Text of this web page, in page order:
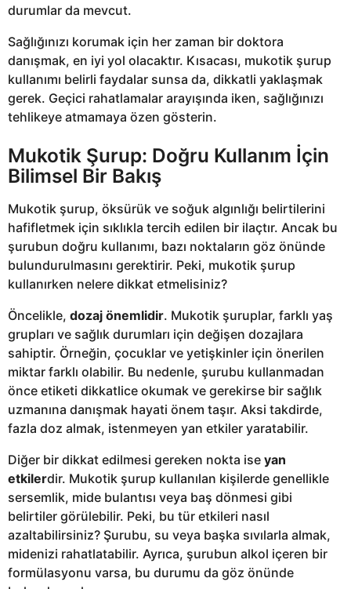
durumlar da mevcut.
Sağlığınızı korumak için her zaman bir doktora
danışmak, en iyi yol olacaktır. Kısacası, mukotik şurup
kullanımı belirli faydalar sunsa da, dikkatli yaklaşmak
gerek. Geçici rahatlamalar arayışında iken, sağlığınızı
tehlikeye atmamaya özen gösterin.
Mukotik Şurup: Doğru Kullanım İçin
Bilimsel Bir Bakış
Mukotik şurup, öksürük ve soğuk algınlığı belirtilerini
hafifletmek için sıklıkla tercih edilen bir ilaçtır. Ancak bu
şurubun doğru kullanımı, bazı noktaların göz önünde
bulundurulmasını gerektirir. Peki, mukotik şurup
kullanırken nelere dikkat etmelisiniz?
Öncelikle, dozaj önemlidir. Mukotik şuruplar, farklı yaş
grupları ve sağlık durumları için değişen dozajlara
sahiptir. Örneğin, çocuklar ve yetişkinler için önerilen
miktar farklı olabilir. Bu nedenle, şurubu kullanmadan
önce etiketi dikkatlice okumak ve gerekirse bir sağlık
uzmanına danışmak hayati önem taşır. Aksi takdirde,
fazla doz almak, istenmeyen yan etkiler yaratabilir.
Diğer bir dikkat edilmesi gereken nokta ise yan
etkilerdir. Mukotik şurup kullanılan kişilerde genellikle
sersemlik, mide bulantısı veya baş dönmesi gibi
belirtiler görülebilir. Peki, bu tür etkileri nasıl
azaltabilirsiniz? Şurubu, su veya başka sıvılarla almak,
midenizi rahatlatabilir. Ayrıca, şurubun alkol içeren bir
formülasyonu varsa, bu durumu da göz önünde